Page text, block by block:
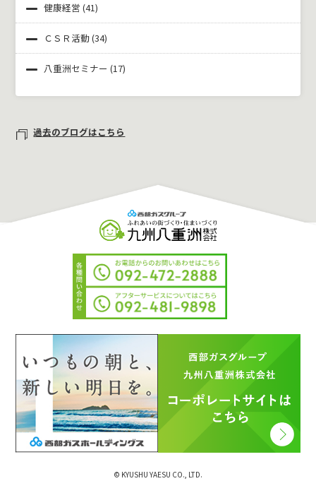
健康経営 (41)
ＣＳＲ活動(34)
八重洲セミナー (17)
過去のブログはこちら
© KYUSHU YAESU CO., LTD.